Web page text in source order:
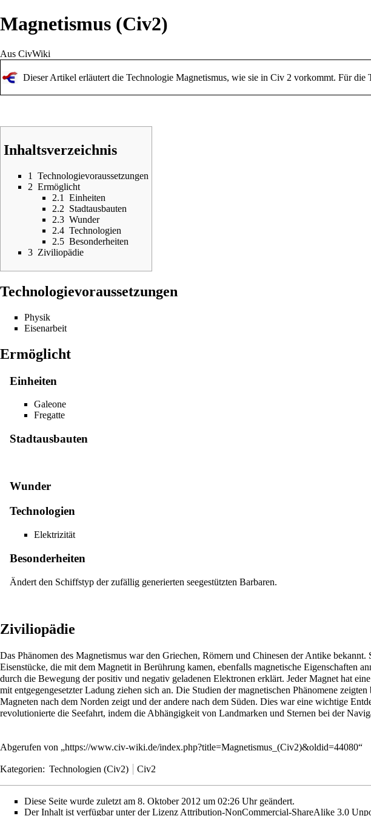
Magnetismus (Civ2)
Aus CivWiki
Dieser Artikel erläutert die Technologie Magnetismus, wie sie in Civ 2 vorkommt. Für
Inhaltsverzeichnis
1
Technologievoraussetzungen
2 Ermöglicht
2.1
Einheiten
2.2 Stadtausbauten
2.3 Wunder
2.4 Technologien
2.5 Besonderheiten
3 Ziviliopädie
Technologievoraussetzungen
Physik
Eisenarbeit
Ermöglicht
Einheiten
Galeone
Fregatte
Stadtausbauten
Wunder
Technologien
Elektrizität
Besonderheiten
Ändert den Schiffstyp der zufällig generierten seegestützten Barbaren.
Ziviliopädie
Das Phänomen des Magnetismus war den Griechen, Römern und Chinesen der Antike
Eisenstücke, die mit dem Magnetit in Berührung kamen, ebenfalls magnetische Eigenschaften
durch die Bewegung der positiv und negativ geladenen Elektronen erklärt. Jeder Magnet hat
mit entgegengesetzter Ladung ziehen sich an. Die Studien der magnetischen Phänomene
Magneten nach dem Norden zeigt und der andere nach dem Süden. Dies war eine wichtige
revolutionierte die Seefahrt, indem die Abhängigkeit von Landmarken und Sternen bei der
Abgerufen von „https://www.civ-wiki.de/index.php?title=Magnetismus_(Civ2)&oldid=44080“
Kategorien: Technologien (Civ2) Civ2
Diese Seite wurde zuletzt am 8. Oktober 2012 um 02:26 Uhr geändert.
Der Inhalt ist verfügbar unter der Lizenz Attribution-NonCommercial-ShareAlike 3.0